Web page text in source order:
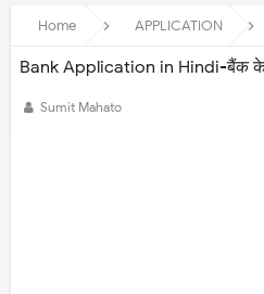
Home APPLICATION
Bank Application in Hindi-बैंक के
Sumit Mahato